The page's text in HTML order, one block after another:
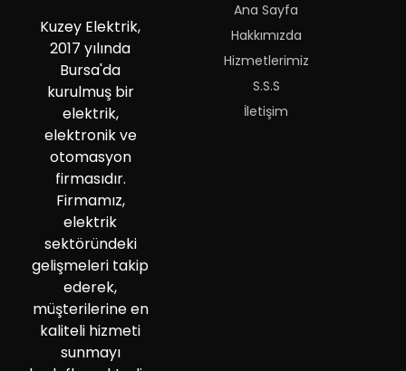
Kuzey Elektrik,
2017 yılında
Bursa'da
kurulmuş bir
elektrik,
elektronik ve
otomasyon
firmasıdır.
Firmamız,
elektrik
sektöründeki
gelişmeleri takip
ederek,
müşterilerine en
kaliteli hizmeti
sunmayı
Ana Sayfa
Hakkımızda
Hizmetlerimiz
S.S.S
İletişim